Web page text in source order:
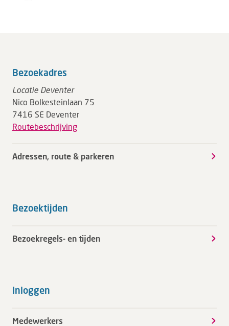
Bezoekadres
Locatie Deventer
Nico Bolkesteinlaan 75
7416 SE Deventer
Routebeschrijving
Adressen, route & parkeren
Bezoektijden
Bezoekregels- en tijden
Inloggen
Medewerkers